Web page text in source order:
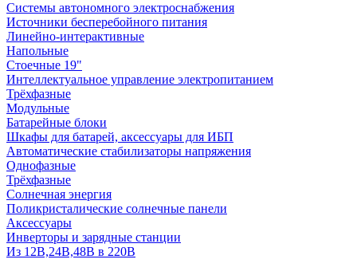
Системы автономного электроснабжения
Источники бесперебойного питания
Линейно-интерактивные
Напольные
Стоечные 19"
Интеллектуальное управление электропитанием
Трёхфазные
Модульные
Батарейные блоки
Шкафы для батарей, аксессуары для ИБП
Автоматические стабилизаторы напряжения
Однофазные
Трёхфазные
Солнечная энергия
Поликристалические солнечные панели
Аксессуары
Инверторы и зарядные станции
Из 12В,24В,48В в 220В